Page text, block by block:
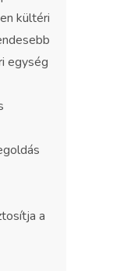
kültéri
egység
a